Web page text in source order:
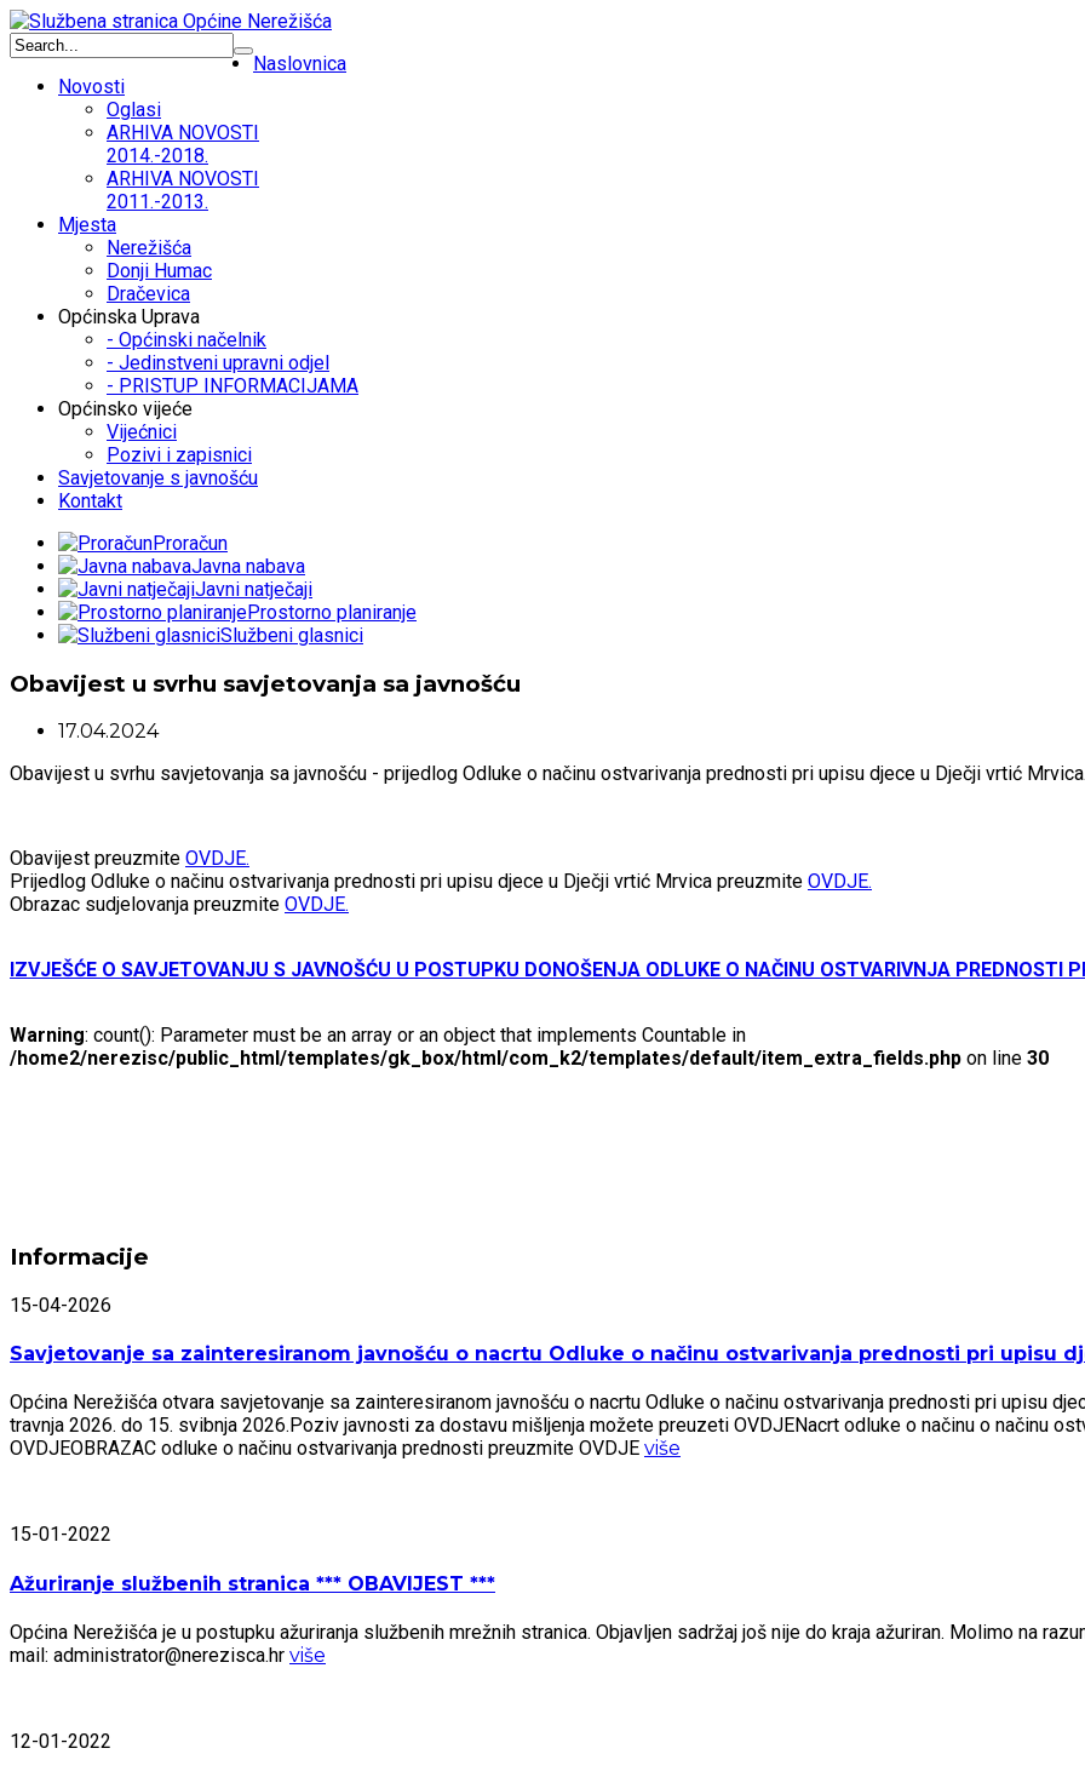
Naslovnica
Novosti
Oglasi
ARHIVA NOVOSTI
2014.-2018.
ARHIVA NOVOSTI
2011.-2013.
Mjesta
Nerežišća
Donji Humac
Dračevica
Općinska Uprava
- Općinski načelnik
- Jedinstveni upravni odjel
- PRISTUP INFORMACIJAMA
Općinsko vijeće
Vijećnici
Pozivi i zapisnici
Savjetovanje s javnošću
Kontakt
Proračun
Javna nabava
Javni natječaji
Prostorno planiranje
Službeni glasnici
Obavijest u svrhu savjetovanja sa javnošću
17.04.2024
Obavijest u svrhu savjetovanja sa javnošću - prijedlog Odluke o načinu ostvarivanja prednosti pri upisu djece u Dječji vrtić Mrvica.
Obavijest preuzmite OVDJE.
Prijedlog Odluke o načinu ostvarivanja prednosti pri upisu djece u Dječji vrtić Mrvica preuzmite OVDJE.
Obrazac sudjelovanja preuzmite OVDJE.
IZVJEŠĆE O SAVJETOVANJU S JAVNOŠĆU U POSTUPKU DONOŠENJA ODLUKE O NAČINU OSTVARIVNJA PREDNOSTI
Warning: count(): Parameter must be an array or an object that implements Countable in
/home2/nerezisc/public_html/templates/gk_box/html/com_k2/templates/default/item_extra_fields.php on line 30
Informacije
15-04-2026
Savjetovanje sa zainteresiranom javnošću o nacrtu Odluke o načinu ostvarivanja prednosti pri upisu
Općina Nerežišća otvara savjetovanje sa zainteresiranom javnošću o nacrtu Odluke o načinu ostvarivanja prednosti pri upisu
travnja 2026. do 15. svibnja 2026.Poziv javnosti za dostavu mišljenja možete preuzeti OVDJENacrt odluke o načinu o načinu
OVDJEOBRAZAC odluke o načinu ostvarivanja prednosti preuzmite OVDJE više
15-01-2022
Ažuriranje službenih stranica *** OBAVIJEST ***
Općina Nerežišća je u postupku ažuriranja službenih mrežnih stranica. Objavljen sadržaj još nije do kraja ažuriran. Molimo na
mail: administrator@nerezisca.hr više
12-01-2022